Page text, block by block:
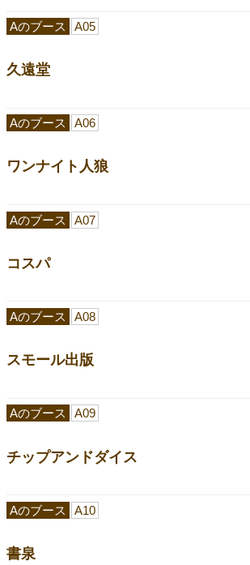
久遠堂
Aのブース A05
ワンナイト人狼
Aのブース A06
コスパ
Aのブース A07
スモール出版
Aのブース A08
チップアンドダイス
Aのブース A09
書泉
Aのブース A10